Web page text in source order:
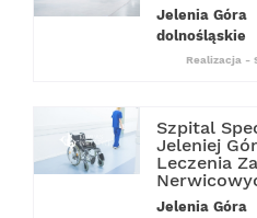
Jelenia Góra
dolnośląskie
Realizacja -
Szpital
Jeleniej
Leczenia
Jelenia Góra